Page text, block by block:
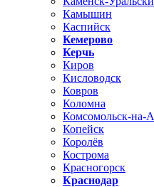
Камышин
Каспийск
Кемерово
Керчь
Киров
Кисловодск
Ковров
Коломна
Комсомольск-на-
Копейск
Королёв
Кострома
Красногорск
Краснодар